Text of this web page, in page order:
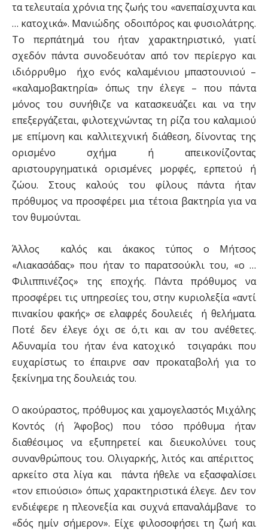
τα τελευταία χρόνια της ζωής του «ανεπαίσχυντα και
… κατοχικά». Μανιώδης οδοιπόρος και φυσιολάτρης.
Το περπάτημά του ήταν χαρακτηριστικό, γιατί
σχεδόν πάντα συνοδευόταν από τον περίεργο και
ιδιόρρυθμο ήχο ενός καλαμένιου μπαστουνιού –
«καλαμοβακτηρία» όπως την έλεγε – που πάντα
μόνος του συνήθιζε να κατασκευάζει και να την
επεξεργάζεται, φιλοτεχνώντας τη ρίζα του καλαμιού
με επίμονη και καλλιτεχνική διάθεση, δίνοντας της
ορισμένο σχήμα ή απεικονίζοντας
αριστουργηματικά ορισμένες μορφές, ερπετού ή
ζώου. Στους καλούς του φίλους πάντα ήταν
πρόθυμος να προσφέρει μια τέτοια βακτηρία για να
τον θυμούνται.
Άλλος καλός και άκακος τύπος ο Μήτσος
«Λιακασάδας» που ήταν το παρατσούκλι του, «ο …
Φιλιππινέζος» της εποχής. Πάντα πρόθυμος να
προσφέρει τις υπηρεσίες του, στην κυριολεξία «αντί
πινακίου φακής» σε ελαφρές δουλειές ή θελήματα.
Ποτέ δεν έλεγε όχι σε ό,τι και αν του ανέθετες.
Αδυναμία του ήταν ένα κατοχικό τσιγαράκι που
ευχαρίστως το έπαιρνε σαν προκαταβολή για το
ξεκίνημα της δουλειάς του.
Ο ακούραστος, πρόθυμος και χαμογελαστός Μιχάλης
Κοντός (ή Άφοβος) που τόσο πρόθυμα ήταν
διαθέσιμος να εξυπηρετεί και διευκολύνει τους
συνανθρώπους του. Ολιγαρκής, λιτός και απέριττος
αρκείτο στα λίγα και πάντα ήθελε να εξασφαλίσει
«τον επιούσιο» όπως χαρακτηριστικά έλεγε. Δεν τον
ενδιέφερε η πλεονεξία και συχνά επαναλάμβανε το
«δός ημίν σήμερον». Είχε φιλοσοφήσει τη ζωή και